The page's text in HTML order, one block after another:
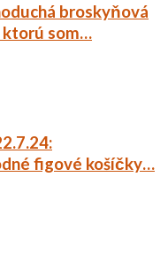
broskyňová
ktorú som…
figové košíčky…